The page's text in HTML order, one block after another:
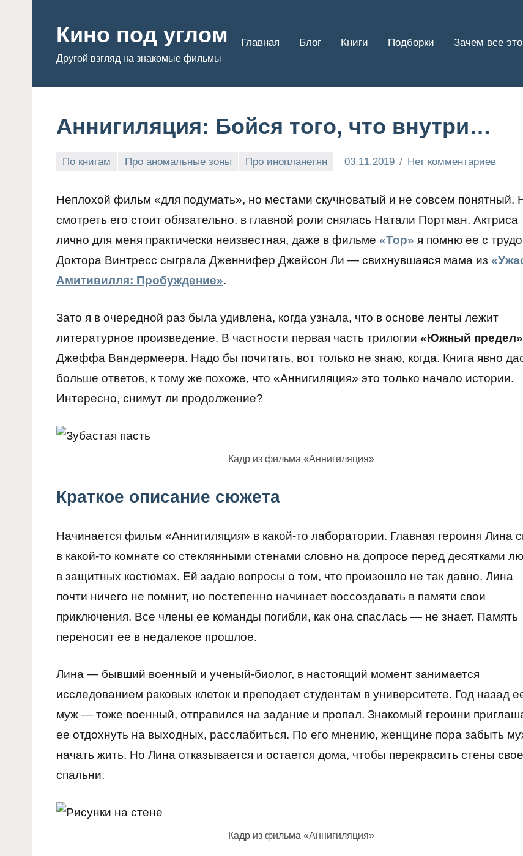
содержимому
Кино под углом
Другой взгляд на знакомые фильмы
Главная Блог Книги Подборки Зачем все
Аннигиляция: Бойся того, что внутри…
По книгам Про аномальные зоны Про инопланетян 03.11.2019 Нет комментариев
Неплохой фильм «для подумать», но местами скучноватый и не совсем понятный.
смотреть его стоит обязательно. в главной роли снялась Натали Портман. Актриса
лично для меня практически неизвестная, даже в фильме «Тор» я помню ее с
Доктора Винтресс сыграла Дженнифер Джейсон Ли — свихнувшаяся мама из
Амитивилля: Пробуждение».
Зато я в очередной раз была удивлена, когда узнала, что в основе ленты лежит
литературное произведение. В частности первая часть трилогии «Южный предел»
Джеффа Вандермеера. Надо бы почитать, вот только не знаю, когда. Книга явно
больше ответов, к тому же похоже, что «Аннигиляция» это только начало истории.
Интересно, снимут ли продолжение?
Кадр из фильма «Аннигиляция»
Краткое описание сюжета
Начинается фильм «Аннигиляция» в какой-то лаборатории. Главная героиня Лина
в какой-то комнате со стеклянными стенами словно на допросе перед десятками
в защитных костюмах. Ей задаю вопросы о том, что произошло не так давно. Лина
почти ничего не помнит, но постепенно начинает воссоздавать в памяти свои
приключения. Все члены ее команды погибли, как она спаслась — не знает. Память
переносит ее в недалекое прошлое.
Лина — бывший военный и ученый-биолог, в настоящий момент занимается
исследованием раковых клеток и преподает студентам в университете. Год назад
муж — тоже военный, отправился на задание и пропал. Знакомый героини
ее отдохнуть на выходных, расслабиться. По его мнению, женщине пора забыть
начать жить. Но Лина отказывается и остается дома, чтобы перекрасить стены
спальни.
Кадр из фильма «Аннигиляция»